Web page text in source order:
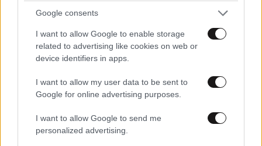
Google consents
I want to allow Google to enable storage
related to advertising like cookies on web or
device identifiers in apps.
I want to allow my user data to be sent to
Google for online advertising purposes.
I want to allow Google to send me
personalized advertising.
LIFESTYLE 08·08·2026 19:12
φιλιά με τον Βύρωνα Βασιλειάδη: «Καμία στιγμή
ευτυχίας δεδομένη»